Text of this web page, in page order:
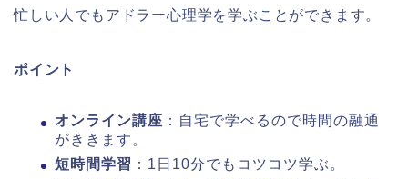
忙しい人でもアドラー心理学を学ぶことができます。
ポイント
オンライン講座 ：自宅で学べるので時間の融通
がききます。
短時間学習 ：1日10分でもコツコツ学ぶ。